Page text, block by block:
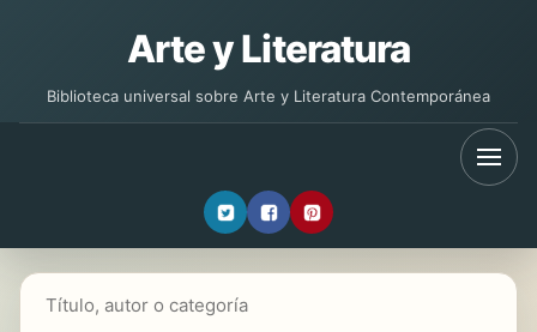
Arte y Literatura
Biblioteca universal sobre Arte y Literatura Contemporánea